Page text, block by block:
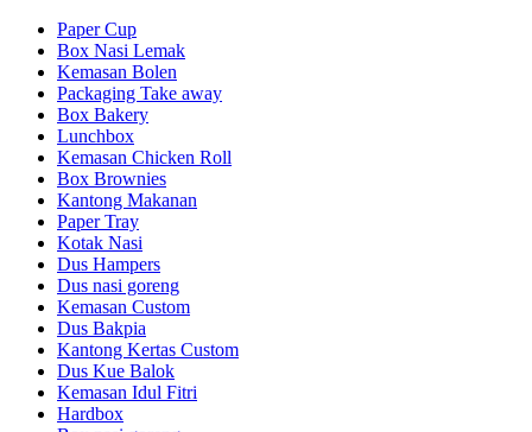
Paper Cup
Box Nasi Lemak
Kemasan Bolen
Packaging Take away
Box Bakery
Lunchbox
Kemasan Chicken Roll
Box Brownies
Kantong Makanan
Paper Tray
Kotak Nasi
Dus Hampers
Dus nasi goreng
Kemasan Custom
Dus Bakpia
Kantong Kertas Custom
Dus Kue Balok
Kemasan Idul Fitri
Hardbox